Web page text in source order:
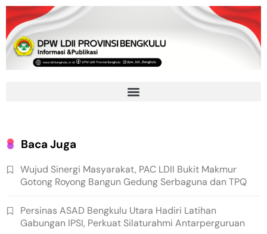
Baca Juga
Wujud Sinergi Masyarakat, PAC LDII Bukit Makmur
Gotong Royong Bangun Gedung Serbaguna dan TPQ
Persinas ASAD Bengkulu Utara Hadiri Latihan
Gabungan IPSI, Perkuat Silaturahmi Antarperguruan